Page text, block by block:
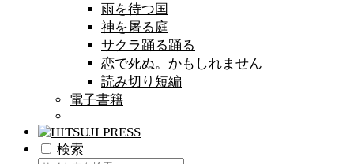
雨を待つ国
神を屠る庭
サクラ踊る踊る
恋で死ぬ。かもしれません
読み切り短編
電子書籍
検索